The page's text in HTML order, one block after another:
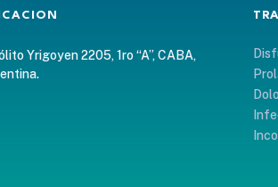
Yrigoyen 2205, 1ro “A”, CABA,